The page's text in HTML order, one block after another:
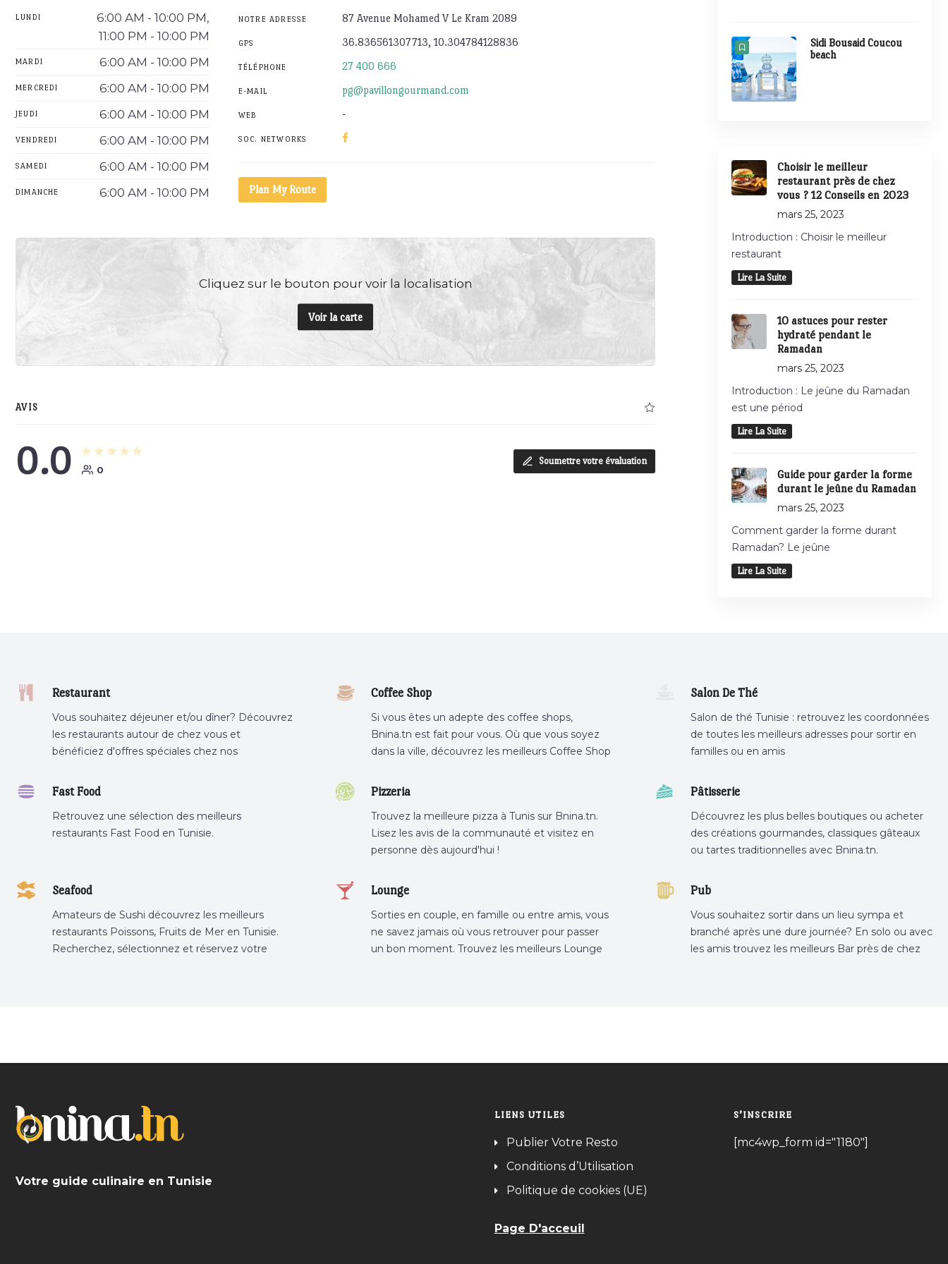
LUNDI
6:00 AM - 10:00 PM,
11:00 PM - 10:00 PM
MARDI 6:00 AM - 10:00 PM
MERCREDI 6:00 AM - 10:00 PM
JEUDI 6:00 AM - 10:00 PM
VENDREDI 6:00 AM - 10:00 PM
SAMEDI 6:00 AM - 10:00 PM
DIMANCHE 6:00 AM - 10:00 PM
NOTRE ADRESSE 87 Avenue Mohamed V Le Kram 2089
GPS 36.836561307713, 10.304784128836
TÉLÉPHONE 27 400 666
E-MAIL pg@pavillongourmand.com
WEB -
SOC. NETWORKS
Plan My Route
Cliquez sur le bouton pour voir la localisation
Voir la carte
AVIS
0.0 0
Soumettre votre évaluation
Sidi Bousaid Coucou
beach
Choisir le meilleur
restaurant près de chez
vous ? 12 Conseils en 2023
mars 25, 2023
Introduction : Choisir le meilleur
restaurant
Lire La Suite
10 astuces pour rester
hydraté pendant le
Ramadan
mars 25, 2023
Introduction : Le jeûne du Ramadan
est une périod
Lire La Suite
Guide pour garder la forme
durant le jeûne du Ramadan
mars 25, 2023
Comment garder la forme durant
Ramadan? Le jeûne
Lire La Suite
Restaurant
Vous souhaitez déjeuner et/ou dîner? Découvrez
les restaurants autour de chez vous et
bénéficiez d'offres spéciales chez nos
Coffee Shop
Si vous êtes un adepte des coffee shops,
Bnina.tn est fait pour vous. Où que vous soyez
dans la ville, découvrez les meilleurs Coffee Shop
Salon De Thé
Salon de thé Tunisie : retrouvez les coordonnées
de toutes les meilleurs adresses pour sortir en
familles ou en amis
Fast Food
Retrouvez une sélection des meilleurs
restaurants Fast Food en Tunisie.
Pizzeria
Trouvez la meilleure pizza à Tunis sur Bnina.tn.
Lisez les avis de la communauté et visitez en
personne dès aujourd'hui !
Pâtisserie
Découvrez les plus belles boutiques ou acheter
des créations gourmandes, classiques gâteaux
ou tartes traditionnelles avec Bnina.tn.
tunis, patisserie tunis, pâtisserie sousse .
Seafood
Amateurs de Sushi découvrez les meilleurs
restaurants Poissons, Fruits de Mer en Tunisie.
Recherchez, sélectionnez et réservez votre
Lounge
Sorties en couple, en famille ou entre amis, vous
ne savez jamais où vous retrouver pour passer
un bon moment. Trouvez les meilleurs Lounge
Pub
Vous souhaitez sortir dans un lieu sympa et
branché après une dure journée? En solo ou avec
les amis trouvez les meilleurs Bar près de chez
Votre guide culinaire en Tunisie
LIENS UTILES
Publier Votre Resto
Conditions d’Utilisation
Politique de cookies (UE)
Page D'acceuil
S’INSCRIRE
[mc4wp_form id="1180"]